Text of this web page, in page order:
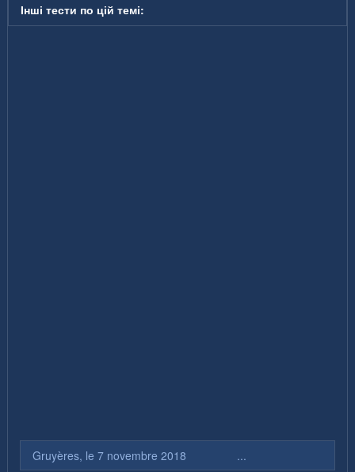
Інші тести по цій темі:
Gruyères, le 7 novembre 2018 ...